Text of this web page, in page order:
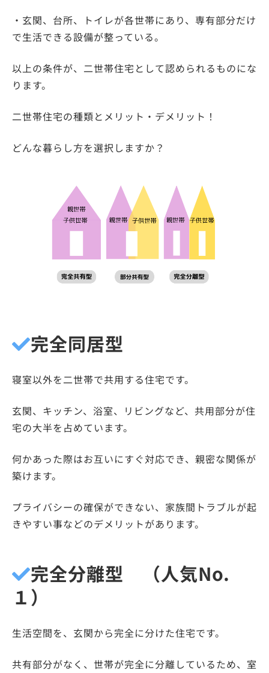
・玄関、台所、トイレが各世帯にあり、専有部分だけ
で生活できる設備が整っている。
以上の条件が、二世帯住宅として認められるものにな
ります。
二世帯住宅の種類とメリット・デメリット！
どんな暮らし方を選択しますか？
完全同居型
寝室以外を二世帯で共用する住宅です。
玄関、キッチン、浴室、リビングなど、共用部分が住
宅の大半を占めています。
何かあった際はお互いにすぐ対応でき、親密な関係が
築けます。
プライバシーの確保ができない、家族間トラブルが起
きやすい事などのデメリットがあります。
完全分離型 （人気No.
１）
生活空間を、玄関から完全に分けた住宅です。
共有部分がなく、世帯が完全に分離しているため、室